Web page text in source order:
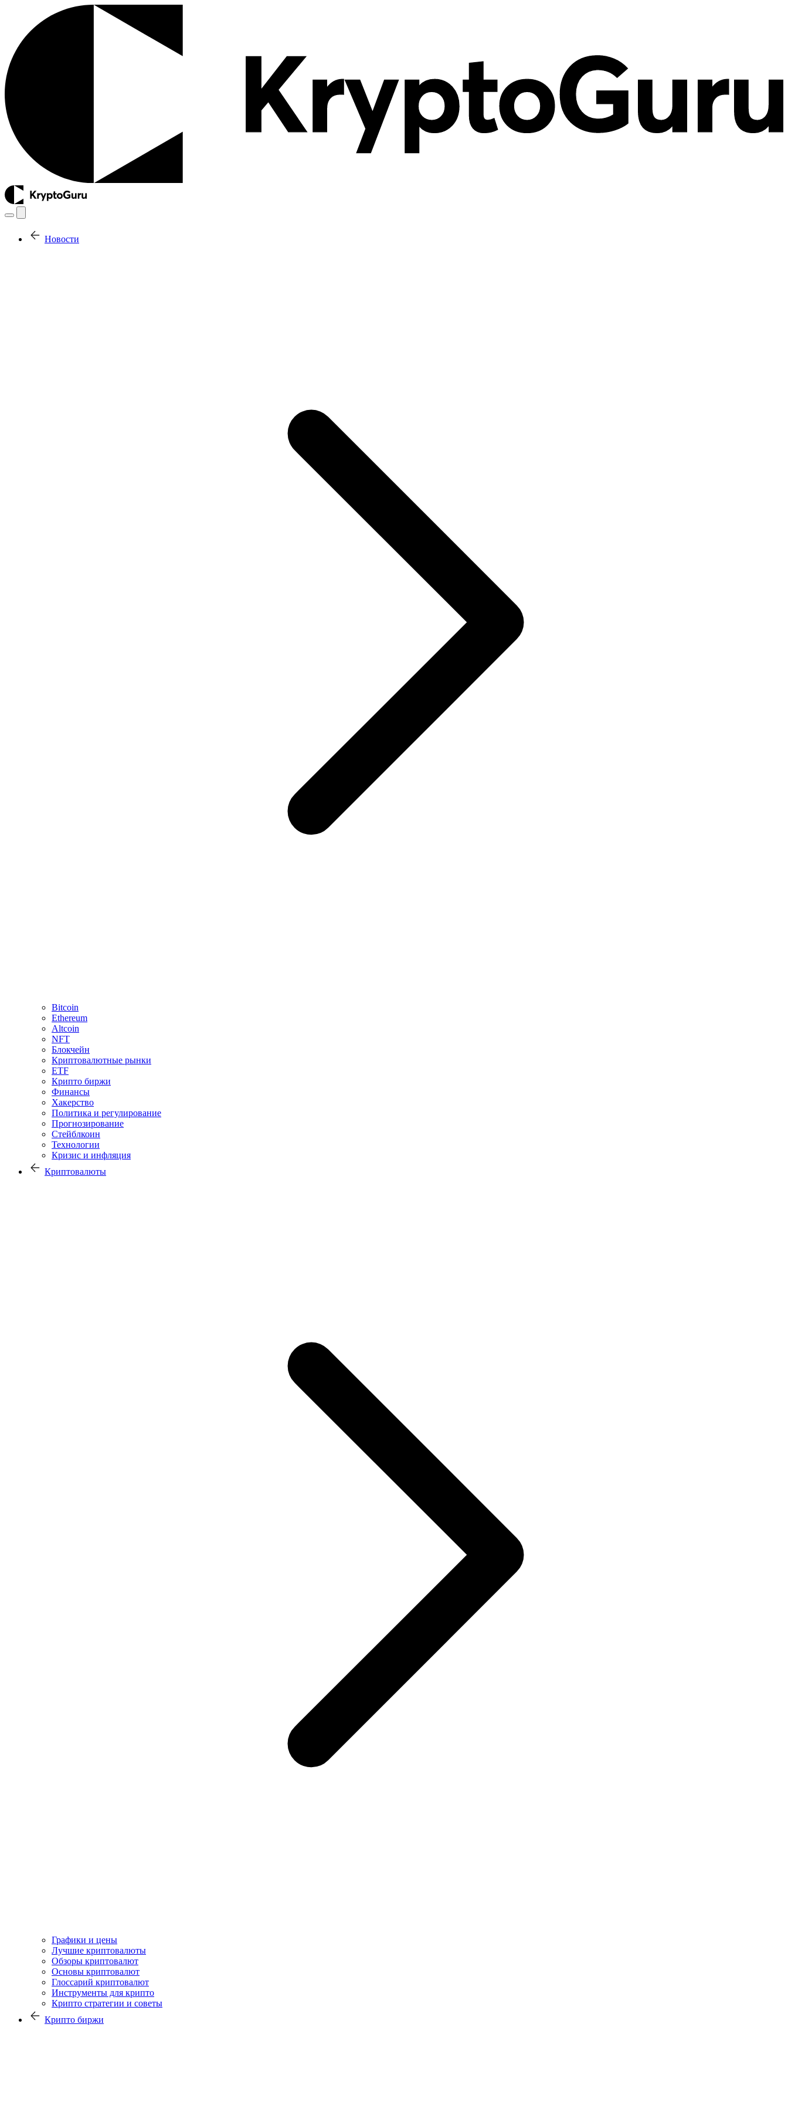
Новости
Bitcoin
Ethereum
Altcoin
NFT
Блокчейн
Криптовалютные рынки
ETF
Крипто биржи
Финансы
Хакерство
Политика и регулирование
Прогнозирование
Стейблкоин
Технологии
Кризис и инфляция
Криптовалюты
Графики и цены
Лучшие криптовалюты
Обзоры криптовалют
Основы криптовалют
Глоссарий криптовалют
Инструменты для крипто
Крипто стратегии и советы
Крипто биржи